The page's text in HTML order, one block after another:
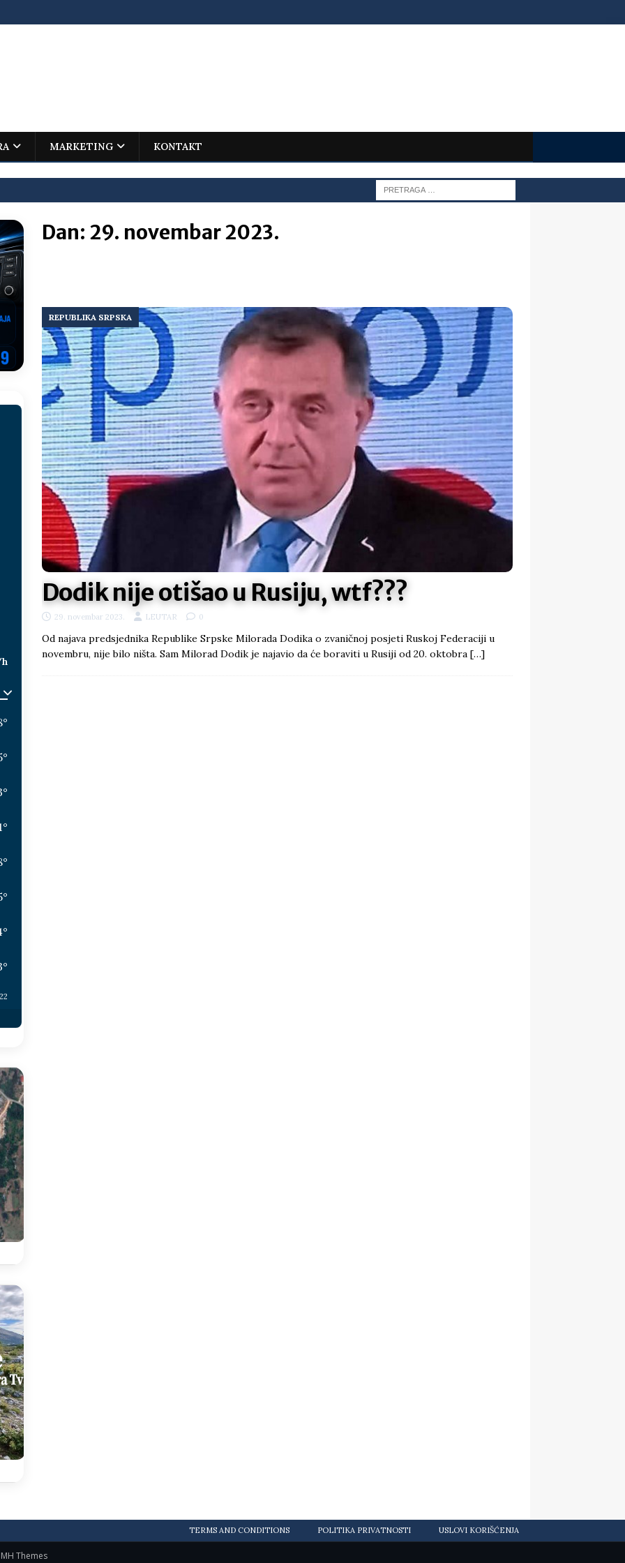
MARKETING KONTAKT
– istorijski uspjeh mladog Trebinjca na Međunarodnoj
što te tukao LIČNI STAV
pred ministrima HERCEGOVINA
Vukanović otkrio detalje – Stevandić krenuo na Đokića, Dodik
REPUBLIKA SRPSKA
sukobu, pogotovo nisu zbog Eleka LIČNI STAV
im prepustimo, ostaće nam samo siledžije i tišina BOSNA I
REPUBLIKA SRPSKA
Splita, Željko Kerum
Dan: 29. novembar 2023.
REPUBLIKA SRPSKA
Dodik nije otišao u Rusiju, wtf???
29. novembar 2023. LEUTAR 0
Od najava predsjednika Republike Srpske Milorada Dodika o zvaničnoj posjeti Ruskoj Federaciji u
novembru, nije bilo ništa. Sam Milorad Dodik je najavio da će boraviti u Rusiji od 20. oktobra […]
°
°
°
°
°
°
°
°
TERMS AND CONDITIONS POLITIKA PRIVATNOSTI USLOVI KORIŠĆENJA
MH Themes